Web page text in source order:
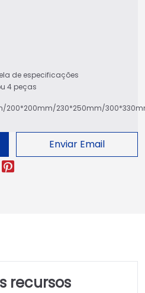
de especificações
4 peças
200*200mm/230*250mm/
Enviar Email
recursos